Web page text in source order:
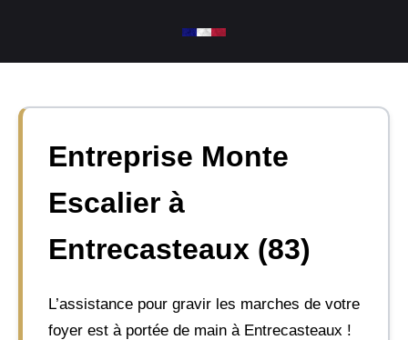
contenu
Entreprise Monte
Escalier à
Entrecasteaux (83)
L’assistance pour gravir les marches de votre
foyer est à portée de main à Entrecasteaux !